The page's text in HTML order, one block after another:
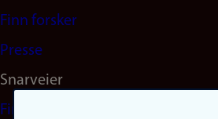
(no)
Finn forsker
Presse
Snarveier
Finn studier